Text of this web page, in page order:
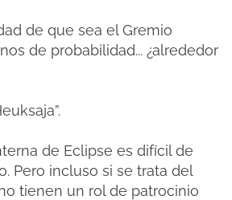
de que sea el Gremio
de probabilidad... ¿alrededor
de Eclipse es difícil de
Pero incluso si se trata del
tienen un rol de patrocinio